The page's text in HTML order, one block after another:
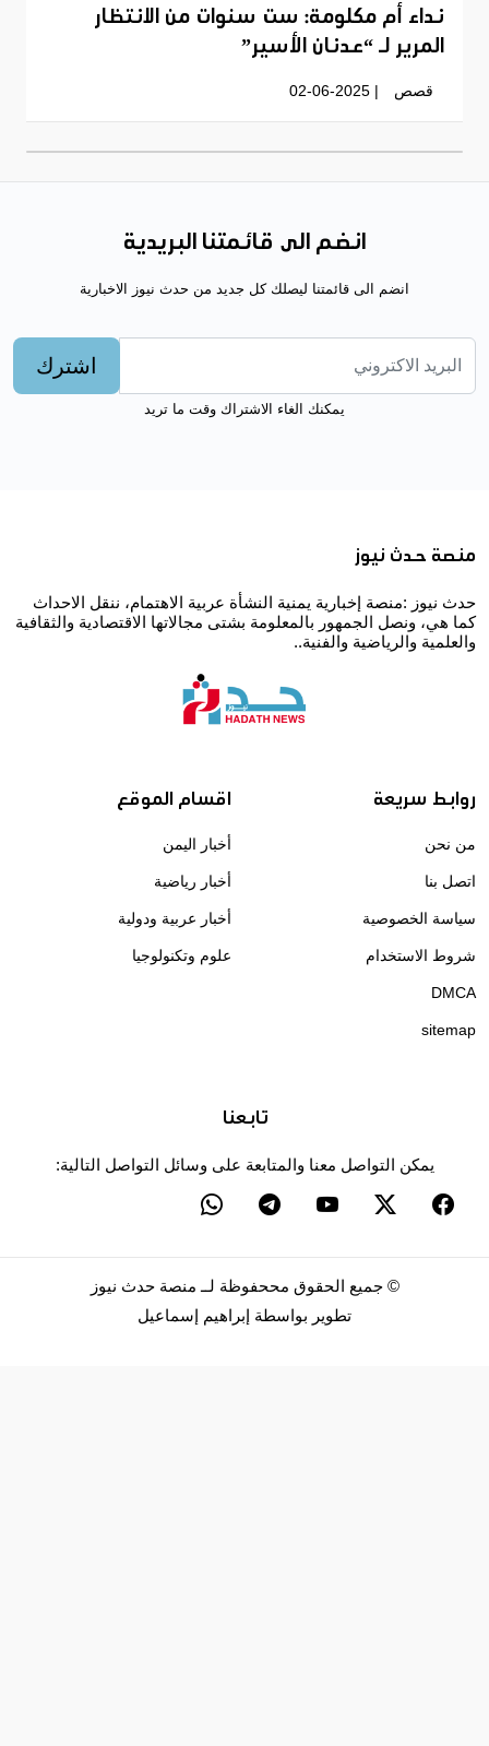
نداء أم مكلومة: ست سنوات من الانتظار
المرير لـ “عدنان الأسير”
قصص | 02-06-2025
انضم الى قائمتنا البريدية
انضم الى قائمتنا ليصلك كل جديد من حدث نيوز الاخبارية
اشترك
يمكنك الغاء الاشتراك وقت ما تريد
منصة حدث نيوز
حدث نيوز :منصة إخبارية يمنية النشأة عربية الاهتمام، ننقل الاحداث
كما هي، ونصل الجمهور بالمعلومة بشتى مجالاتها الاقتصادية والثقافية
والعلمية والرياضية والفنية..
روابط سريعة
من نحن
اتصل بنا
سياسة الخصوصية
شروط الاستخدام
DMCA
sitemap
اقسام الموقع
أخبار اليمن
أخبار رياضية
أخبار عربية ودولية
علوم وتكنولوجيا
تابعنا
يمكن التواصل معنا والمتابعة على وسائل التواصل التالية:
© جميع الحقوق مححفوظة لــ منصة حدث نيوز
تطوير بواسطة إبراهيم إسماعيل